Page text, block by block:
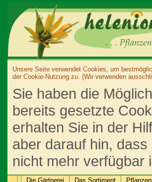
Unsere Seite verwendet Cookies, um
der Cookie-Nutzung zu. (Wir verwenden
Sie haben die
bereits gesetzte
erhalten Sie in der
aber darauf hin,
nicht mehr verfügbar
Die Gärtnerei Das Sortiment